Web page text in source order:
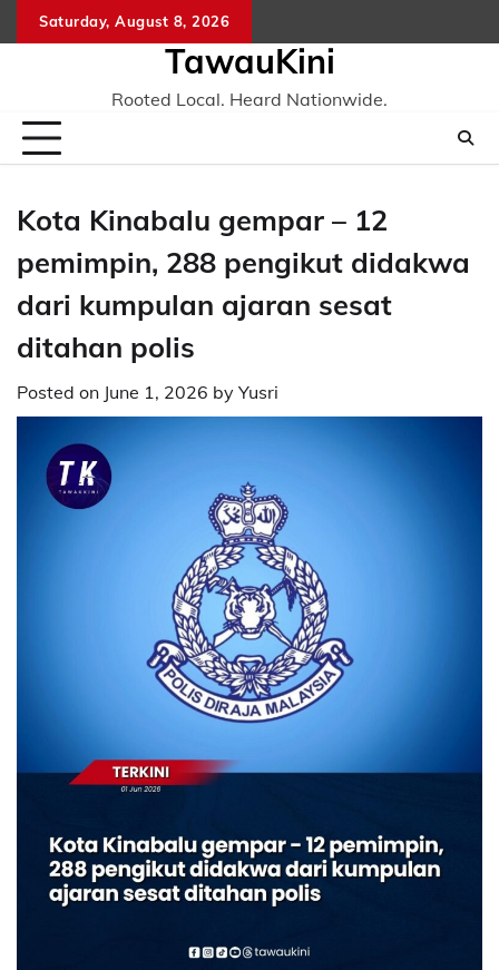
to
Saturday, August 8, 2026
TawauKini
Rooted Local. Heard Nationwide.
Kota Kinabalu gempar – 12
pemimpin, 288 pengikut didakwa
dari kumpulan ajaran sesat
ditahan polis
Posted on June 1, 2026 by Yusri